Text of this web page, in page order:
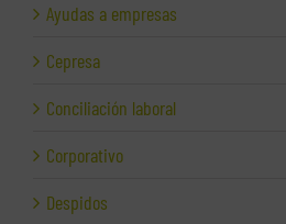
Ayudas a empresas
Cepresa
Conciliación laboral
Corporativo
Despidos